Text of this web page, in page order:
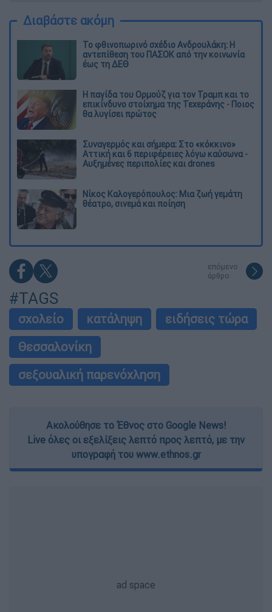
Διαβάστε ακόμη
Το φθινοπωρινό σχέδιο Ανδρουλάκη: Η
αντεπίθεση του ΠΑΣΟΚ από την κοινωνία
έως τη ΔΕΘ
Η παγίδα του Ορμούζ για τον Τραμπ και το
επικίνδυνο στοίχημα της Τεχεράνης - Ποιος
θα λυγίσει πρώτος
Συναγερμός και σήμερα: Στο «κόκκινο»
Αττική και 6 περιφέρειες λόγω καύσωνα -
Αυξημένες περιπολίες και drones
Νίκος Καλογερόπουλος: Μια ζωή γεμάτη
θέατρο, σινεμά και ποίηση
επόμενο
άρθρο
#TAGS
σχολείο κατάληψη
ειδήσεις τώρα
Θεσσαλονίκη
σεξουαλική παρενόχληση
Ακολούθησε το Έθνος στο Google News!
Live όλες οι εξελίξεις λεπτό προς λεπτό, με την
υπογραφή του www.ethnos.gr